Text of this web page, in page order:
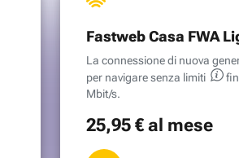
Fastweb Casa FWA
La connessione di nuova
per navigare senza limiti
Mbit/s.
25,95 €al mese